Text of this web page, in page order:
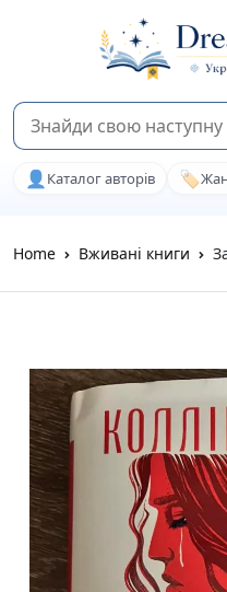
👤 Каталог авторів 🏷️
Home Вживані книги